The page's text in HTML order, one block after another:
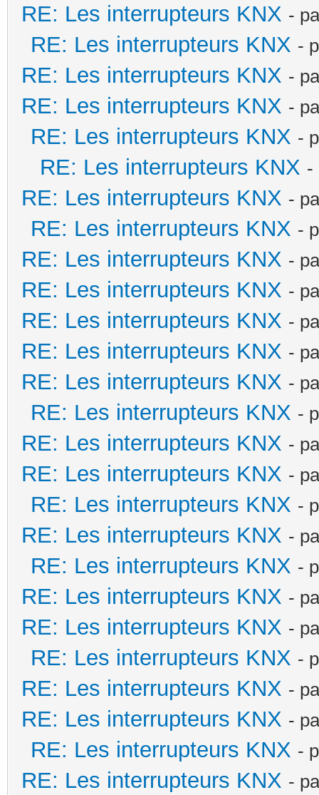
RE: Les interrupteurs KNX -
RE: Les interrupteurs KNX -
RE: Les interrupteurs KNX -
RE: Les interrupteurs KNX -
RE: Les interrupteurs KNX -
RE: Les interrupteurs KNX -
RE: Les interrupteurs KNX -
RE: Les interrupteurs KNX -
RE: Les interrupteurs KNX -
RE: Les interrupteurs KNX -
RE: Les interrupteurs KNX -
RE: Les interrupteurs KNX -
RE: Les interrupteurs KNX -
RE: Les interrupteurs KNX -
RE: Les interrupteurs KNX -
RE: Les interrupteurs KNX -
RE: Les interrupteurs KNX -
RE: Les interrupteurs KNX -
RE: Les interrupteurs KNX -
RE: Les interrupteurs KNX -
RE: Les interrupteurs KNX -
RE: Les interrupteurs KNX -
RE: Les interrupteurs KNX -
RE: Les interrupteurs KNX -
RE: Les interrupteurs KNX -
RE: Les interrupteurs KNX -